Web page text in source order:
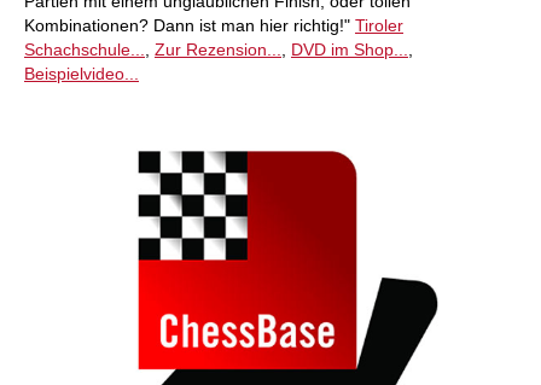
Kombinationen? Dann ist man hier richtig!" Tiroler
Schachschule...
Zur Rezension... DVD im Shop...
Beispielvideo...